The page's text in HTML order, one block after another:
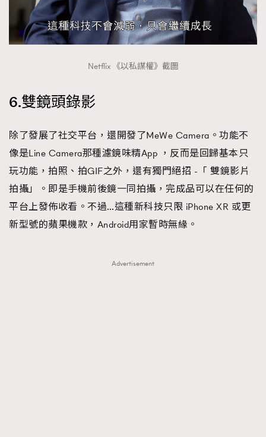
Netflix 《以私謀權》截圖
6.雙鏡頭錄影
除了發展了社交平台，還開發了MeWe Camera。功能不
像是Line Camera那種濾鏡味精App ，反而是回歸基本只
玩功能，拍照、拍GIF之外，還有獨門絕招 -「 雙鏡影片
拍攝」。即是手機前後鏡一同拍攝，完成品可以在任何的
平台上發佈收看。不過…這種新科技只限 iPhone XR 或更
新型號的蘋果機款，Android用家暫時無緣。
Advertisement